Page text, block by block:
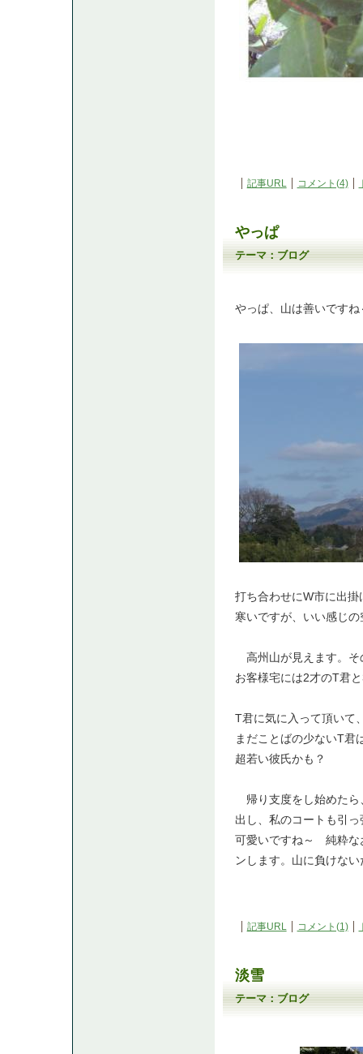
記事URL コメント(4)
やっぱ
テーマ：ブログ
やっぱ、山は善いですね
打ち合わせにW市に出
寒いですが、いい感じの
高州山が見えます。そ
お客様宅には2才のT君
T君に気に入って頂いて
まだことばの少ないT君
超若い彼氏かも？
帰り支度をし始めたら
出し、私のコートも引
可愛いですね～ 純粋な
ンします。山に負けな
記事URL コメント(1)
淡雪
テーマ：ブログ